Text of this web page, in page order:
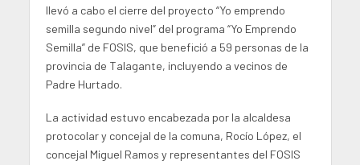
llevó a cabo el cierre del proyecto “Yo emprendo
semilla segundo nivel” del programa “Yo Emprendo
Semilla” de FOSIS, que benefició a 59 personas de la
provincia de Talagante, incluyendo a vecinos de
Padre Hurtado.
La actividad estuvo encabezada por la alcaldesa
protocolar y concejal de la comuna, Rocío López, el
concejal Miguel Ramos y representantes del FOSIS